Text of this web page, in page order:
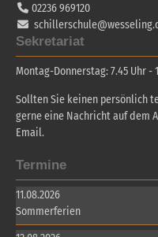
02236 969120
Sekretariat
Montag-Donnerstag: 7.45 Uhr -
Sollten Sie keinen persönlich
gerne eine Nachricht auf dem
Email.
Termine
11.08.2026
Sommerferien